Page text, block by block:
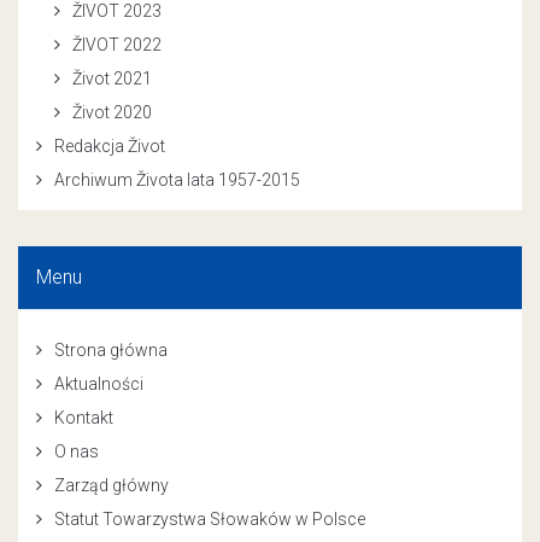
ŽIVOT 2023
ŽIVOT 2022
Život 2021
Život 2020
Redakcja Život
Archiwum Života lata 1957-2015
Menu
Strona główna
Aktualności
Kontakt
O nas
Zarząd główny
Statut Towarzystwa Słowaków w Polsce